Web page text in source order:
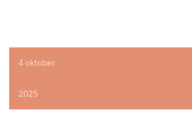
4 oktober
2025